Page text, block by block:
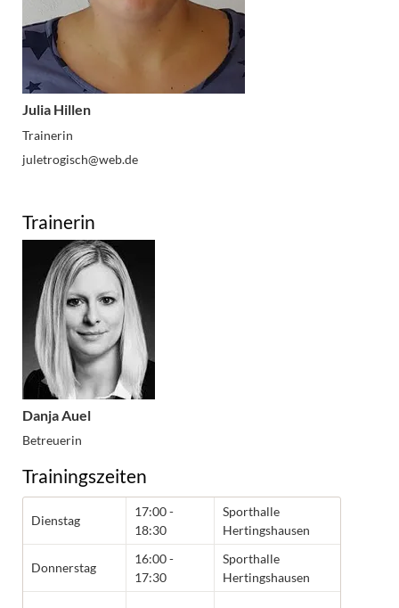
Julia Hillen
Trainerin
juletrogisch@web.de
Trainerin
Danja Auel
Betreuerin
Trainingszeiten
Dienstag
17:00 -
18:30
Sporthalle
Hertingshausen
Donnerstag
16:00 -
17:30
Sporthalle
Hertingshausen